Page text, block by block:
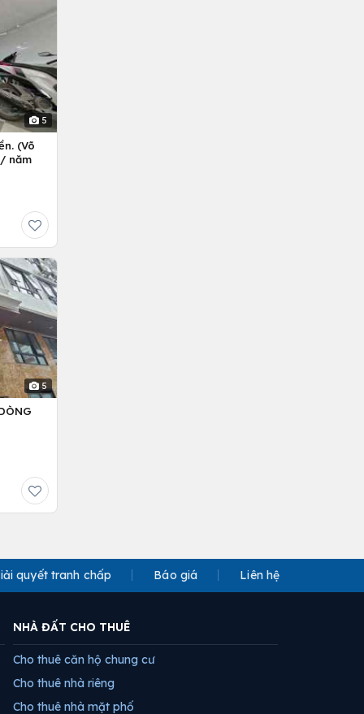
5
(Võ
năm
5
quyết tranh chấp Báo giá Liên hệ
NHÀ ĐẤT CHO THUÊ
Cho thuê căn hộ chung cư
Cho thuê nhà riêng
Cho thuê nhà mặt phố